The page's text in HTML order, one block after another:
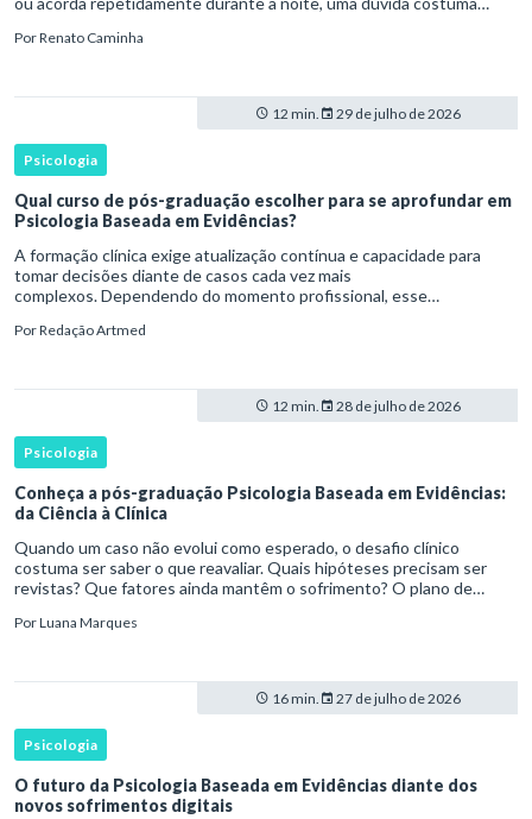
PorRenato Caminha
12 min. 29 de julho de 2026
Psicologia
Qual curso de pós-graduação escolher para se aprofundar em
Psicologia Baseada em Evidências?
A formação clínica exige atualização contínua e capacidade para
tomar decisões diante de casos cada vez mais
complexos. Dependendo do momento profissional, esse
aprofundamento em ou a especializaçã
PorRedação Artmed
12 min. 28 de julho de 2026
Psicologia
Conheça a pós-graduação Psicologia Baseada em Evidências:
da Ciência à Clínica
Quando um caso não evolui como esperado, o desafio clínico
costuma ser saber o que reavaliar. Quais hipóteses precisam ser
revistas? Que fatores ainda mantêm o sofrimento? O plano de
necessidades d
PorLuana Marques
16 min. 27 de julho de 2026
Psicologia
O futuro da Psicologia Baseada em Evidências diante dos
novos sofrimentos digitais